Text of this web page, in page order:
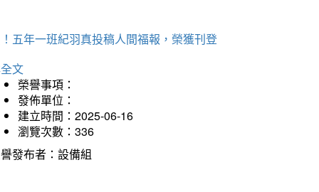
五年一班紀羽真投稿人間福報，榮獲刊登
文
榮譽事項：
發佈單位：
建立時間：2025-06-16
瀏覽次數：336
發布者：設備組